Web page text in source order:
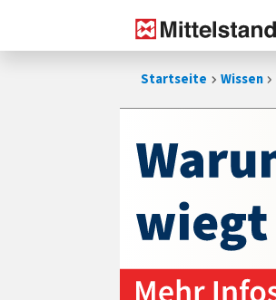
Startseite Wissen